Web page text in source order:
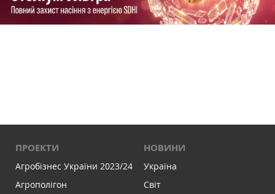
ПРОЕКТИ
Агробізнес України 2023/24
Агрополігон
НОВИНИ
Україна
Світ